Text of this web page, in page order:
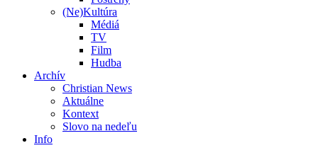
(Ne)Kultúra
Médiá
TV
Film
Hudba
Archív
Christian News
Aktuálne
Kontext
Slovo na nedeľu
Info